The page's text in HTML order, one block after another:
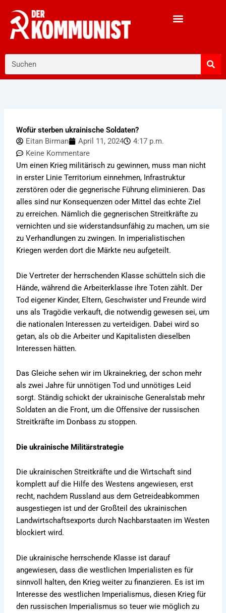
Inhalt
springen
Wofür sterben ukrainische Soldaten?
Eitan Birman
April 11, 2024
4:17 p.m.
Keine Kommentare
Um einen Krieg militärisch zu gewinnen, muss man nicht
in erster Linie Territorium einnehmen, Infrastruktur
zerstören oder die gegnerische Führung eliminieren. Das
alles sind nur Konsequenzen oder Mittel das echte Ziel
zu erreichen. Nämlich die gegnerischen Streitkräfte zu
vernichten und sie widerstandsunfähig zu machen, um sie
zu Verhandlungen zu zwingen. In imperialistischen
Kriegen werden dort die Märkte neu aufgeteilt.
Die Vertreter der herrschenden Klasse schütteln sich die
Hände, während die Arbeiterklasse ihre Toten zählt. Der
Tod eigener Kinder, Eltern, Geschwister und Freunde wird
uns als Tragödie verkauft, die notwendig gewesen sei, um
die nationalen Interessen zu verteidigen. Dabei wird so
getan, als ob die Arbeiter und Kapitalisten dieselben
Interessen hätten.
Das Gleiche sehen wir im Ukrainekrieg, der schon mehr
als zwei Jahre für unnötigen Tod und unnötiges Leid
sorgt. Ständig schickt der ukrainische Generalstab mehr
Soldaten an die Front, um die Offensive der russischen
Streitkräfte im Donbass zu stoppen.
Die ukrainische Militärstrategie
Die ukrainischen Streitkräfte und die Wirtschaft sind
komplett auf die Hilfe des Westens angewiesen, erst
recht, nachdem Russland aus dem Getreideabkommen
ausgestiegen ist und der Großteil des ukrainischen
Landwirtschaftsexports durch Nachbarstaaten im Westen
blockiert wird.
Die ukrainische herrschende Klasse ist darauf
angewiesen, dass die westlichen Imperialisten es für
sinnvoll halten, den Krieg weiter zu finanzieren. Es ist im
Interesse des westlichen Imperialismus, diesen Krieg für
den russischen Imperialismus so teuer wie möglich zu